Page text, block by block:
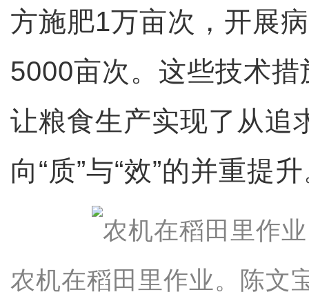
方施肥1万亩次，开展
5000亩次。这些技术
让粮食生产实现了从追
向“质”与“效”的并重提
农机在稻田里作业。陈文